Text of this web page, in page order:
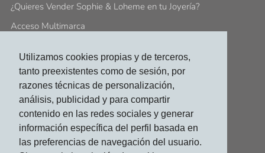
Utilizamos cookies propias y de terceros,
tanto preexistentes como de sesión, por
razones técnicas de personalización,
análisis, publicidad y para compartir
contenido en las redes sociales y generar
información específica del perfil basada en
las preferencias de navegación del usuario.
¿Quieres Vender Sophie & Loheme en tu Joyería?
Acceso Multimarca
Síguenos En:
contacto@sophieloheme.com
FacebookInstagram